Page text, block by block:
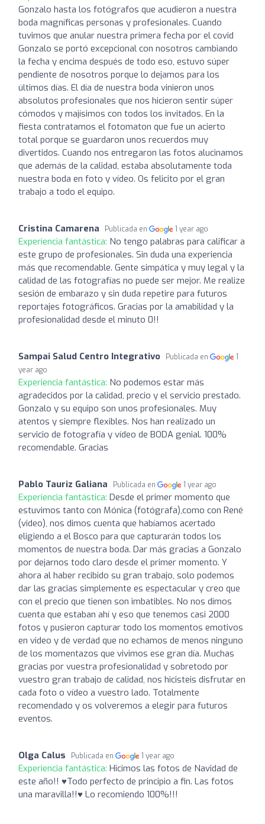
Gonzalo hasta los fotógrafos que acudieron a nuestra
boda magníficas personas y profesionales. Cuando
tuvimos que anular nuestra primera fecha por el covid
Gonzalo se portó excepcional con nosotros cambiando
la fecha y encima después de todo eso, estuvo súper
pendiente de nosotros porque lo dejamos para los
últimos días. El día de nuestra boda vinieron unos
absolutos profesionales que nos hicieron sentir súper
cómodos y majísimos con todos los invitados. En la
fiesta contratamos el fotomaton que fue un acierto
total porque se guardaron unos recuerdos muy
divertidos. Cuando nos entregaron las fotos alucinamos
que además de la calidad, estaba absolutamente toda
nuestra boda en foto y vídeo. Os felicito por el gran
trabajo a todo el equipo.
Cristina Camarena Publicada en 1 year ago
Experiencia fantástica: No tengo palabras para calificar a
este grupo de profesionales. Sin duda una experiencia
más que recomendable. Gente simpática y muy legal y la
calidad de las fotografías no puede ser mejor. Me realize
sesión de embarazo y sin duda repetire para futuros
reportajes fotográficos. Gracias por la amabilidad y la
profesionalidad desde el minuto 0!!
Sampai Salud Centro Integrativo Publicada en
1
year ago
Experiencia fantástica: No podemos estar más
agradecidos por la calidad, precio y el servicio prestado.
Gonzalo y su equipo son unos profesionales. Muy
atentos y siempre flexibles. Nos han realizado un
servicio de fotografía y vídeo de BODA genial. 100%
recomendable. Gracias
Pablo Tauriz Galiana Publicada en 1 year ago
Experiencia fantástica: Desde el primer momento que
estuvimos tanto con Mónica (fotógrafa),como con René
(video), nos dimos cuenta que habíamos acertado
eligiendo a el Bosco para que capturarán todos los
momentos de nuestra boda. Dar más gracias a Gonzalo
por dejarnos todo claro desde el primer momento. Y
ahora al haber recibido su gran trabajo, solo podemos
dar las gracias simplemente es espectacular y creo que
con el precio que tienen son imbatibles. No nos dimos
cuenta que estaban ahí y eso que tenemos casi 2000
fotos y pusieron capturar todo los momentos emotivos
en video y de verdad que no echamos de menos ninguno
de los momentazos que vivimos ese gran día. Muchas
gracias por vuestra profesionalidad y sobretodo por
vuestro gran trabajo de calidad, nos hicisteis disfrutar en
cada foto o vídeo a vuestro lado. Totalmente
recomendado y os volveremos a elegir para futuros
eventos.
Olga Calus Publicada en 1 year ago
Experiencia fantástica: Hicimos las fotos de Navidad de
este año!! ♥️Todo perfecto de principio a fin. Las fotos
una maravilla!!♥️ Lo recomiendo 100%!!!